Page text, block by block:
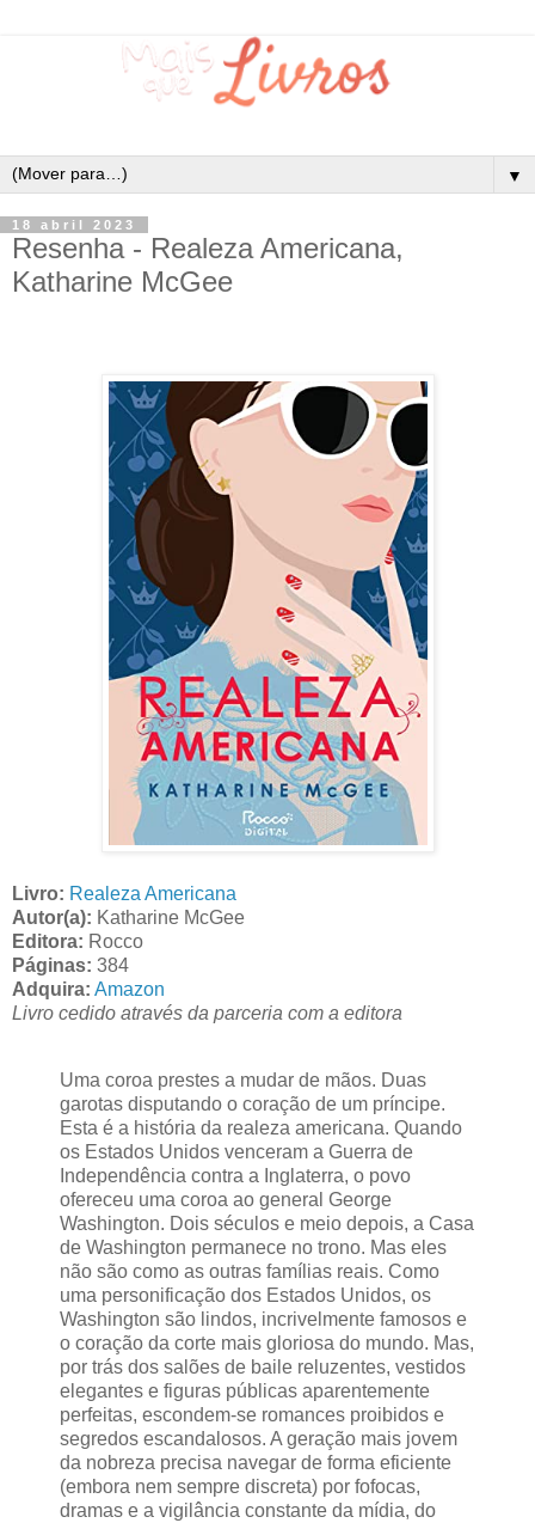
▼
18 abril 2023
Resenha - Realeza Americana,
Katharine McGee
Livro: Realeza Americana
Autor(a): Katharine McGee
Editora: Rocco
Páginas: 384
Adquira: Amazon
Livro cedido através da parceria com a editora
Uma coroa prestes a mudar de mãos. Duas
garotas disputando o coração de um príncipe.
Esta é a história da realeza americana. Quando
os Estados Unidos venceram a Guerra de
Independência contra a Inglaterra, o povo
ofereceu uma coroa ao general George
Washington. Dois séculos e meio depois, a Casa
de Washington permanece no trono. Mas eles
não são como as outras famílias reais. Como
uma personificação dos Estados Unidos, os
Washington são lindos, incrivelmente famosos e
o coração da corte mais gloriosa do mundo. Mas,
por trás dos salões de baile reluzentes, vestidos
elegantes e figuras públicas aparentemente
perfeitas, escondem-se romances proibidos e
segredos escandalosos. A geração mais jovem
da nobreza precisa navegar de forma eficiente
(embora nem sempre discreta) por fofocas,
dramas e a vigilância constante da mídia, do